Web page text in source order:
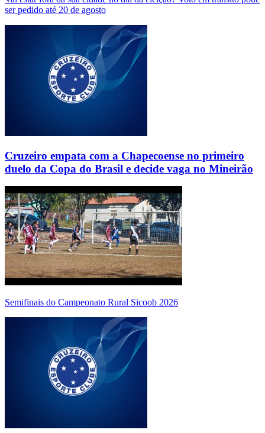
ser pedido até 20 de agosto
Cruzeiro empata com a Chapecoense no primeiro
duelo da Copa do Brasil e decide vaga no Mineirão
Semifinais do Campeonato Rural Sicoob 2026